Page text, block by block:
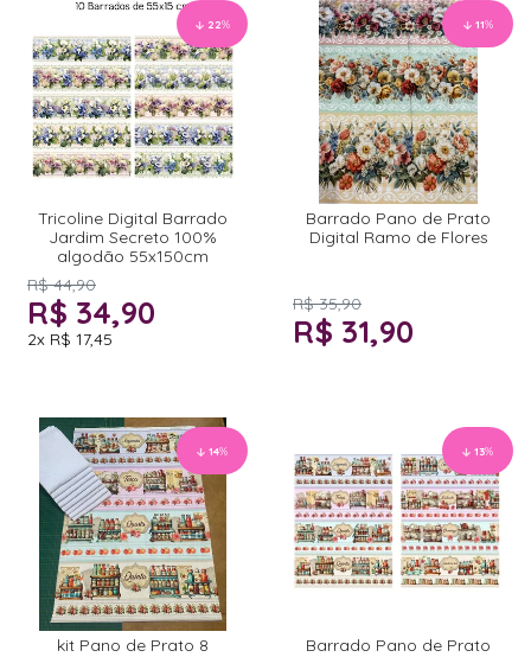
22%
Tricoline Digital Barrado
Jardim Secreto 100%
algodão 55x150cm
R$ 44,90
R$ 34,90
2x R$ 17,45
11%
Barrado Pano de Prato
Digital Ramo de Flores
R$ 35,90
R$ 31,90
14%
kit Pano de Prato 8
13%
Barrado Pano de Prato